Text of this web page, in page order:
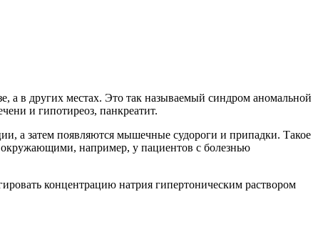
а в других местах. Это так называемый синдром аномальной
и гипотиреоз, панкреатит.
а затем появляются мышечные судороги и припадки. Такое
окружающими, например, у пациентов с болезнью
концентрацию натрия гипертоническим раствором